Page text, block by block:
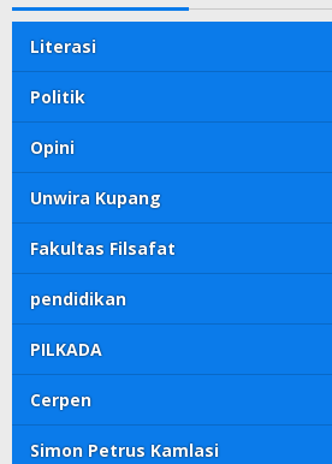
Literasi
Politik
Opini
Unwira Kupang
Fakultas Filsafat
pendidikan
PILKADA
Cerpen
Simon Petrus Kamlasi